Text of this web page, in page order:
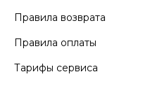
Правила возврата
Правила оплаты
Тарифы сервиса